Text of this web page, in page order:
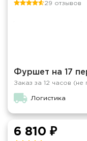
29 отзывов
Фуршет на 17
Заказ за 12 часов (не
Логистика
6 810 ₽